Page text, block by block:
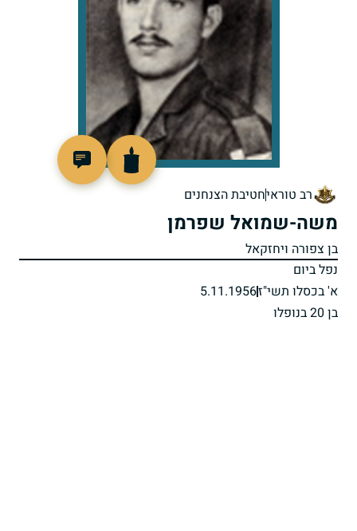
רב טוראיחטיבת הצנחנים
משה-שמואל שפרמן
בן צפורה ויחזקאל
נפל ביום
א' בכסלו תשי"ז5.11.1956
בן 20 בנופלו